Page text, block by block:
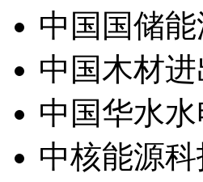
中国国储
中国木材
中国华水
中核能源